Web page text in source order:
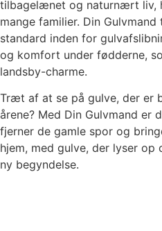
tilbagelænet og naturnært liv,
mange familier. Din
standard inden for
og komfort under fødderne,
landsby-charme.
Træt af at se på gulve, der er
årene? Med Din Gulvmand er
fjerner de gamle spor og
hjem, med gulve, der lyser
ny begyndelse.